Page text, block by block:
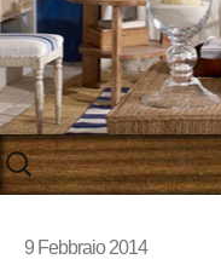
Skip
to
content
9 Febbraio 2014